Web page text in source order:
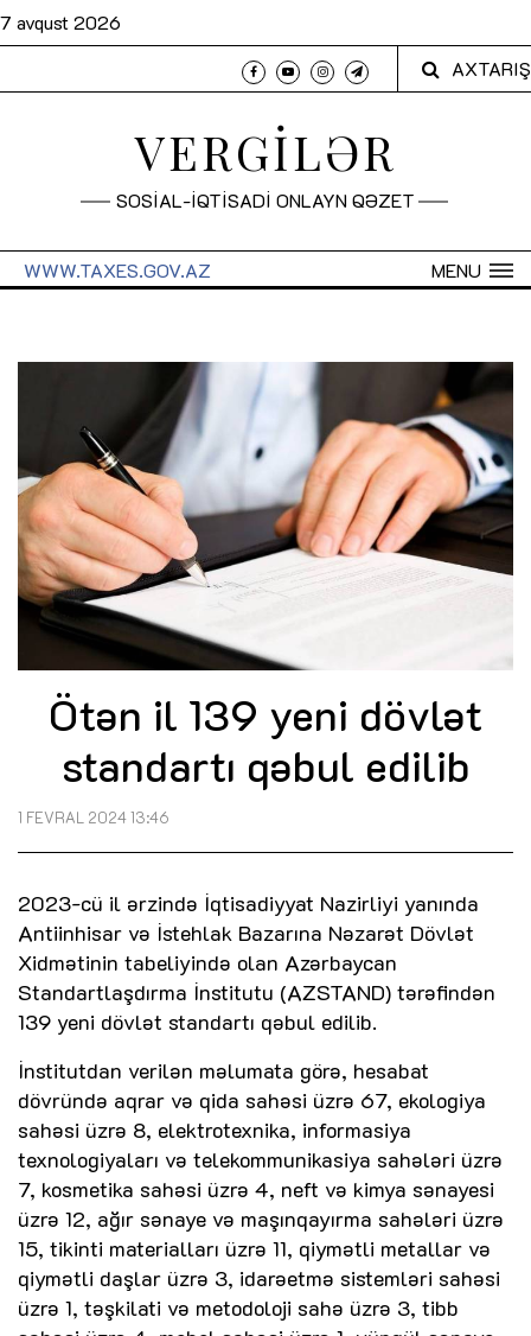
7 avqust 2026
AXTARIŞ
VERGİLƏR
SOSİAL-İQTİSADİ ONLAYN QƏZET
MENU
WWW.TAXES.GOV.AZ
Ötən il 139 yeni dövlət
standartı qəbul edilib
1 FEVRAL 2024 13:46
2023-cü il ərzində İqtisadiyyat Nazirliyi yanında
Antiinhisar və İstehlak Bazarına Nəzarət Dövlət
Xidmətinin tabeliyində olan Azərbaycan
Standartlaşdırma İnstitutu (AZSTAND) tərəfindən
139 yeni dövlət standartı qəbul edilib.
İnstitutdan verilən məlumata görə, hesabat
dövründə aqrar və qida sahəsi üzrə 67, ekologiya
sahəsi üzrə 8, elektrotexnika, informasiya
texnologiyaları və telekommunikasiya sahələri üzrə
7, kosmetika sahəsi üzrə 4, neft və kimya sənayesi
üzrə 12, ağır sənaye və maşınqayırma sahələri üzrə
15, tikinti materialları üzrə 11, qiymətli metallar və
qiymətli daşlar üzrə 3, idarəetmə sistemləri sahəsi
üzrə 1, təşkilati və metodoloji sahə üzrə 3, tibb